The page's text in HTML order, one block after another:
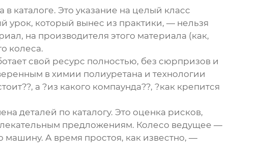
в каталоге. Это указание на целый класс
урок, который вынес из практики, — нельзя
на производителя этого материала (как,
колеса.
свой ресурс полностью, без сюрпризов и
в химии полиуретана и технологии
а ?из какого компаунда??, ?как крепится
деталей по каталогу. Это оценка рисков,
предложениям. Колесо ведущее —
машину. А время простоя, как известно, —